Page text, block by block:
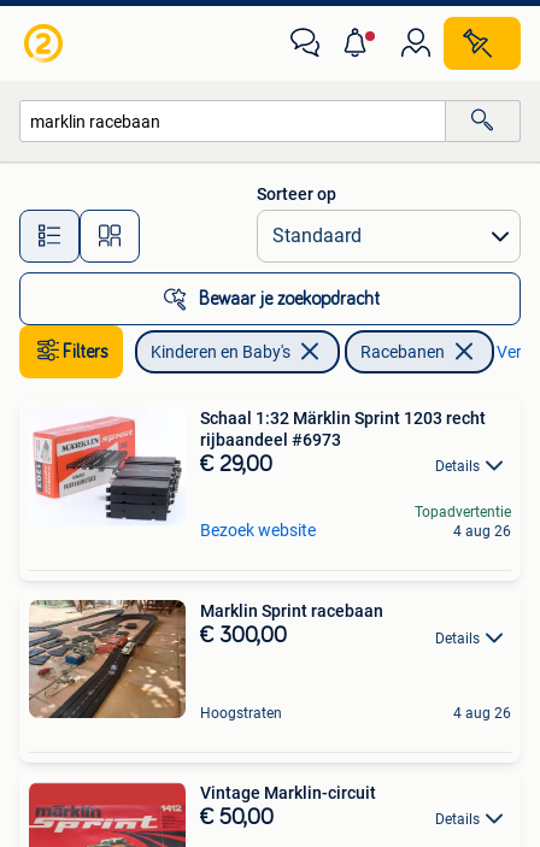
Alle afstanden…
Sorteer op
Bewaar je zoekopdracht
Filters Kinderen en Baby's Racebanen
Schaal 1:32 Märklin Sprint 1203 recht
rijbaandeel #6973
€ 29,00 Details
Bezoek website
Topadvertentie
4 aug 26
Marklin Sprint racebaan
€ 300,00 Details
Hoogstraten 4 aug 26
Vintage Marklin-circuit
€ 50,00 Details